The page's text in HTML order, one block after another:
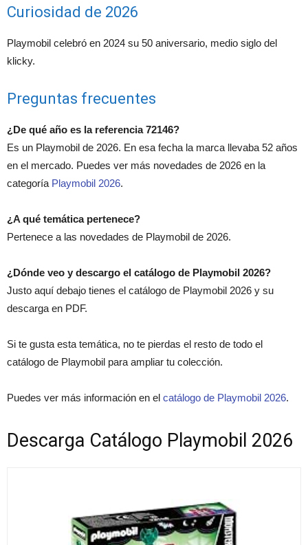
Curiosidad de 2026
Playmobil celebró en 2024 su 50 aniversario, medio siglo del
klicky.
Preguntas frecuentes
¿De qué año es la referencia 72146?
Es un Playmobil de 2026. En esa fecha la marca llevaba 52 años
en el mercado. Puedes ver más novedades de 2026 en la
categoría Playmobil 2026.
¿A qué temática pertenece?
Pertenece a las novedades de Playmobil de 2026.
¿Dónde veo y descargo el catálogo de Playmobil 2026?
Justo aquí debajo tienes el catálogo de Playmobil 2026 y su
descarga en PDF.
Si te gusta esta temática, no te pierdas el resto de todo el
catálogo de Playmobil para ampliar tu colección.
Puedes ver más información en el catálogo de Playmobil 2026.
Descarga Catálogo Playmobil 2026